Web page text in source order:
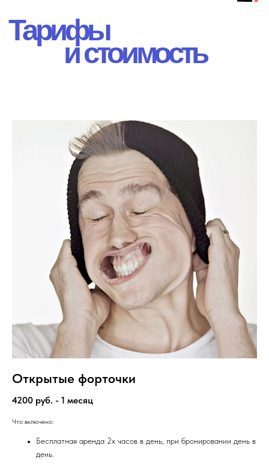
Открытые форточки
4200 руб. - 1 месяц
Что включено:
Бесплатная аренда 2х часов в день, при бронировании день в
день.